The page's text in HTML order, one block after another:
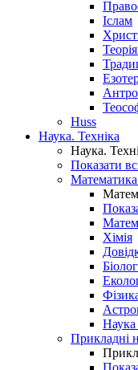
Іслам
Теорія
Huss
Наука. Техніка
Наука.
Показати
Хімія
Прикладні